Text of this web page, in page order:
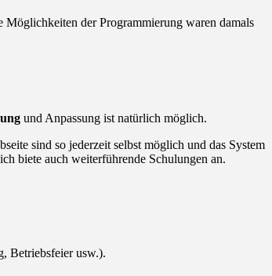
der Programmierung waren damals
und Anpassung ist natürlich möglich.
sind so jederzeit selbst möglich und das System
biete auch weiterführende Schulungen an.
Betriebsfeier usw.).